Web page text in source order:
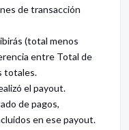
de transacción
(total menos
entre Total de
totales.
el payout.
de pagos,
en ese payout.